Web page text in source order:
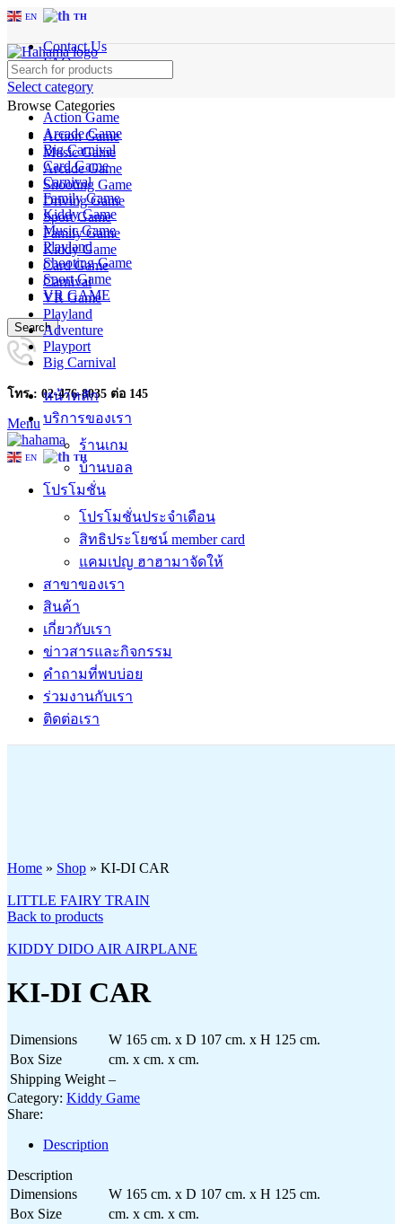
EN TH
Contact Us
FAQs
Select category
Action Game
Arcade Game
Big Carnival
Card Game
Carnival
Family Game
Kiddy Game
Music Game
Playland
Shooting Game
Sport Game
VR GAME
Search
โทร : 02-476-8035 ต่อ 145
Menu
EN TH
Browse Categories
Action Game
Music Game
Arcade Game
Shooting Game
Driving Game
Sport Game
Family Game
Kiddy Game
Card Game
Carnival
VR Game
Playland
Adventure
Playport
Big Carnival
หน้าหลัก
บริการของเรา
ร้านเกม
บ้านบอล
โปรโมชั่น
โปรโมชั่นประจำเดือน
สิทธิประโยชน์ member card
แคมเปญ ฮาฮามาจัดให้
สาขาของเรา
สินค้า
เกี่ยวกับเรา
ข่าวสารและกิจกรรม
คำถามที่พบบ่อย
ร่วมงานกับเรา
ติดต่อเรา
Home » Shop » KI-DI CAR
LITTLE FAIRY TRAIN
Back to products
KIDDY DIDO AIR AIRPLANE
KI-DI CAR
Dimensions
W 165 cm. x D 107 cm. x H 125 cm.
Box Size
cm. x cm. x cm.
Shipping Weight –
Category: Kiddy Game
Share:
Description
Description
Dimensions
W 165 cm. x D 107 cm. x H 125 cm.
Box Size
cm. x cm. x cm.